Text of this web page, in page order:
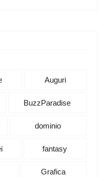
Auguri
BuzzParadise
dominio
fantasy
Grafica